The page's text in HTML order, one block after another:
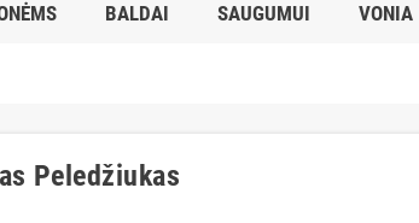
BALDAI SAUGUMUI VONIA
Peledžiukas